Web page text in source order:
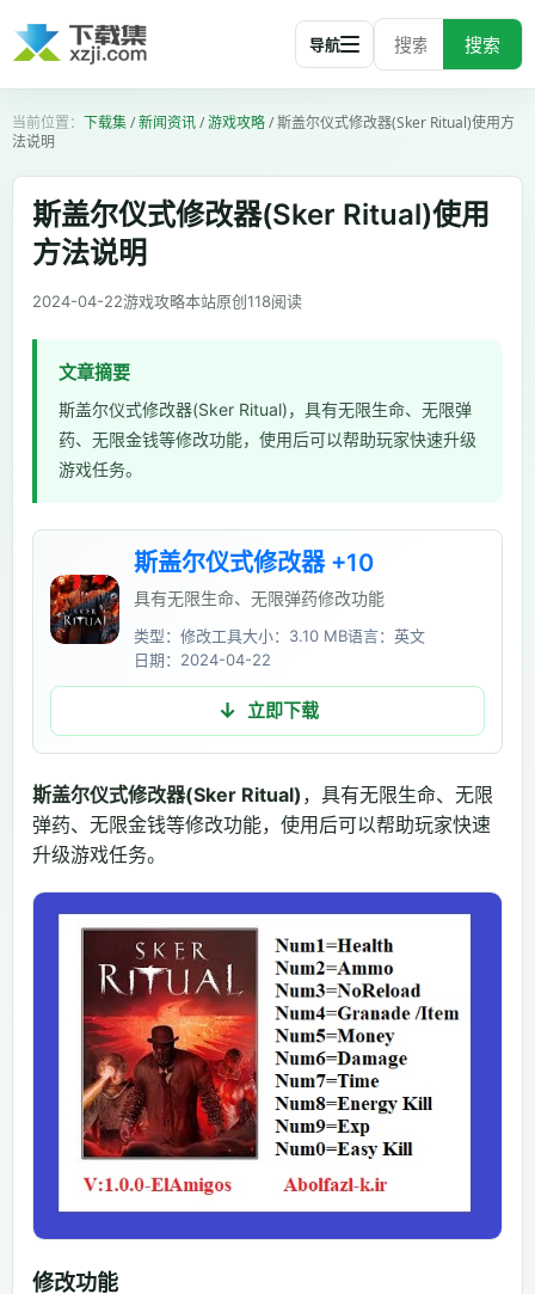
搜索
导航
下载集/新闻资讯/游戏攻略/斯盖尔仪式修改器(Sker Ritual)使用方
法说明
斯盖尔仪式修改器(Sker Ritual)使用
方法说明
2024-04-22游戏攻略本站原创118阅读
文章摘要
斯盖尔仪式修改器(Sker Ritual)，具有无限生命、无限弹
药、无限金钱等修改功能，使用后可以帮助玩家快速升级
游戏任务。
斯盖尔仪式修改器 +10
具有无限生命、无限弹药修改功能
类型：修改工具大小：3.10 MB语言：英文
日期：2024-04-22
立即下载
斯盖尔仪式修改器(Sker Ritual) ，具有无限生命、无限
弹药、无限金钱等修改功能，使用后可以帮助玩家快速
升级游戏任务。
修改功能